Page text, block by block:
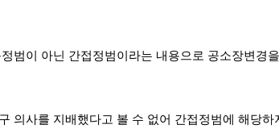
범이 아닌 간접정범이라는 내용으로 공소장변경
의사를 지배했다고 볼 수 없어 간접정범에 해당